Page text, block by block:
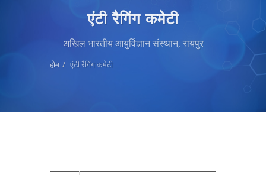
एंटी रैगिंग कमेटी
अखिल भारतीय आयुर्विज्ञान संस्थान, रायपुर
होम एंटी रैगिंग कमेटी